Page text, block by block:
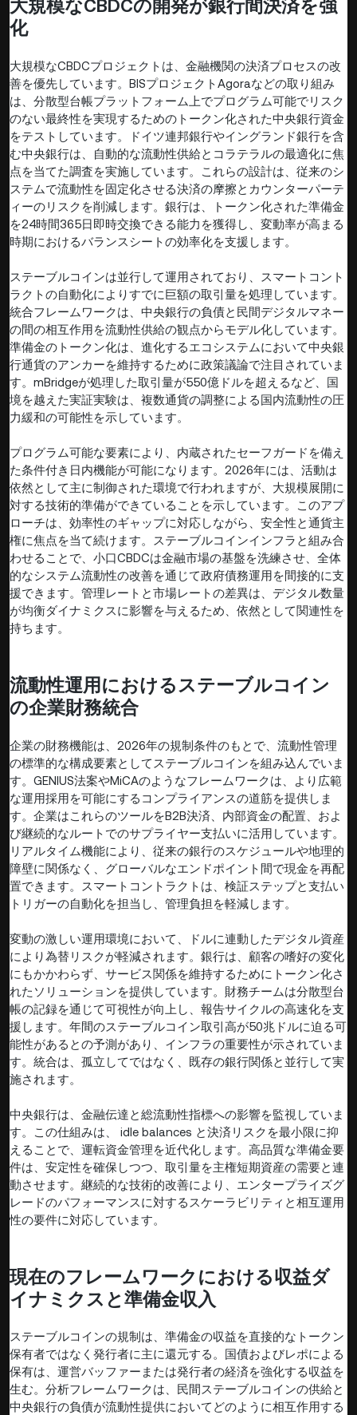
大規模なCBDCの開発が銀行間決済を強
化
大規模なCBDCプロジェクトは、金融機関の決済プロセスの改
善を優先しています。BISプロジェクトAgoraなどの取り組み
は、分散型台帳プラットフォーム上でプログラム可能でリスク
のない最終性を実現するためのトークン化された中央銀行資金
をテストしています。ドイツ連邦銀行やイングランド銀行を含
む中央銀行は、自動的な流動性供給とコラテラルの最適化に焦
点を当てた調査を実施しています。これらの設計は、従来のシ
ステムで流動性を固定化させる決済の摩擦とカウンターパーテ
ィーのリスクを削減します。銀行は、トークン化された準備金
を24時間365日即時交換できる能力を獲得し、変動率が高まる
時期におけるバランスシートの効率化を支援します。
ステーブルコインは並行して運用されており、スマートコント
ラクトの自動化によりすでに巨額の取引量を処理しています。
統合フレームワークは、中央銀行の負債と民間デジタルマネー
の間の相互作用を流動性供給の観点からモデル化しています。
準備金のトークン化は、進化するエコシステムにおいて中央銀
行通貨のアンカーを維持するために政策議論で注目されていま
す。mBridgeが処理した取引量が550億ドルを超えるなど、国
境を越えた実証実験は、複数通貨の調整による国内流動性の圧
力緩和の可能性を示しています。
プログラム可能な要素により、内蔵されたセーフガードを備え
た条件付き日内機能が可能になります。2026年には、活動は
依然として主に制御された環境で行われますが、大規模展開に
対する技術的準備ができていることを示しています。このアプ
ローチは、効率性のギャップに対応しながら、安全性と通貨主
権に焦点を当て続けます。ステーブルコインインフラと組み合
わせることで、小口CBDCは金融市場の基盤を洗練させ、全体
的なシステム流動性の改善を通じて政府債務運用を間接的に支
援できます。管理レートと市場レートの差異は、デジタル数量
が均衡ダイナミクスに影響を与えるため、依然として関連性を
持ちます。
流動性運用におけるステーブルコイン
の企業財務統合
企業の財務機能は、2026年の規制条件のもとで、流動性管理
の標準的な構成要素としてステーブルコインを組み込んでいま
す。GENIUS法案やMiCAのようなフレームワークは、より広範
な運用採用を可能にするコンプライアンスの道筋を提供しま
す。企業はこれらのツールをB2B決済、内部資金の配置、およ
び継続的なルートでのサプライヤー支払いに活用しています。
リアルタイム機能により、従来の銀行のスケジュールや地理的
障壁に関係なく、グローバルなエンドポイント間で現金を再配
置できます。スマートコントラクトは、検証ステップと支払い
トリガーの自動化を担当し、管理負担を軽減します。
変動の激しい運用環境において、ドルに連動したデジタル資産
により為替リスクが軽減されます。銀行は、顧客の嗜好の変化
にもかかわらず、サービス関係を維持するためにトークン化さ
れたソリューションを提供しています。財務チームは分散型台
帳の記録を通じて可視性が向上し、報告サイクルの高速化を支
援します。年間のステーブルコイン取引高が50兆ドルに迫る可
能性があるとの予測があり、インフラの重要性が示されていま
す。統合は、孤立してではなく、既存の銀行関係と並行して実
施されます。
中央銀行は、金融伝達と総流動性指標への影響を監視していま
す。この仕組みは、 idle balances と決済リスクを最小限に抑
えることで、運転資金管理を近代化します。高品質な準備金要
件は、安定性を確保しつつ、取引量を主権短期資産の需要と連
動させます。継続的な技術的改善により、エンタープライズグ
レードのパフォーマンスに対するスケーラビリティと相互運用
性の要件に対応しています。
現在のフレームワークにおける収益ダ
イナミクスと準備金収入
ステーブルコインの規制は、準備金の収益を直接的なトークン
保有者ではなく発行者に主に還元する。国債およびレポによる
保有は、運営バッファーまたは発行者の経済を強化する収益を
生む。分析フレームワークは、民間ステーブルコインの供給と
中央銀行の負債が流動性提供においてどのように相互作用する